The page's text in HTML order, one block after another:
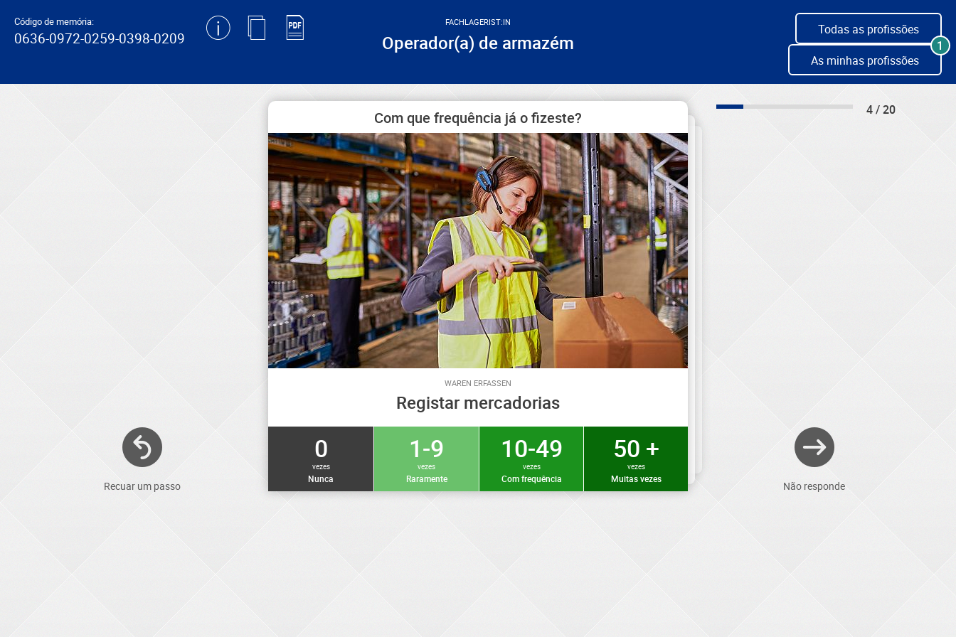
Código de memória:
0636-0972-0259-0398-0209
FACHLAGERIST:IN
Operador(a) de armazém
Todas as profissões
As minhas profissões
1
Recuar um passo
Com que frequência já o fizeste?
WAREN ERFASSEN
Registar mercadorias
0
vezes
Nunca
1-9
vezes
Raramente
10-49
vezes
Com frequência
50 +
vezes
Muitas vezes
4 / 20
Não responde